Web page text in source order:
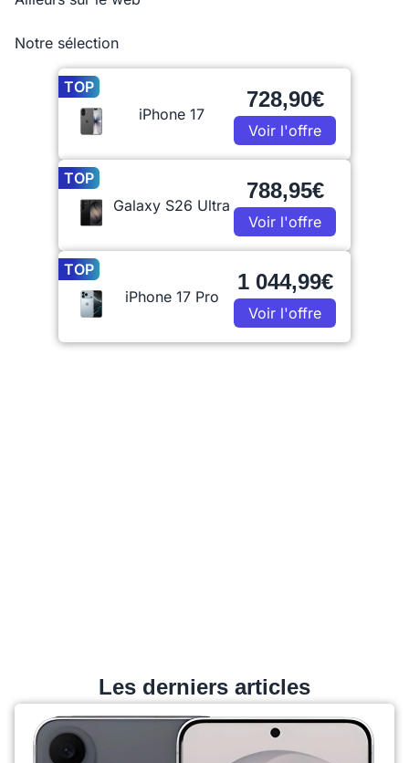
Notre sélection
TOP
iPhone 17
728,90€
Voir l'offre
TOP
Galaxy S26 Ultra
788,95€
Voir l'offre
TOP
iPhone 17 Pro
1 044,99€
Voir l'offre
Les derniers articles